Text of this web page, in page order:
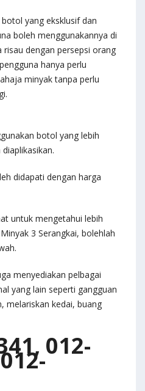
yang eksklusif dan
boleh menggunakannya di
dengan persepsi orang
hanya perlu
minyak tanpa perlu
botol yang lebih
didapati dengan harga
untuk mengetahui lebih
3 Serangkai, bolehlah
menyediakan pelbagai
yang lain seperti gangguan
melariskan kedai, buang
012-